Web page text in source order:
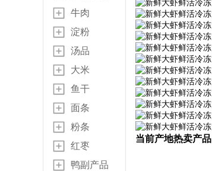
牛肉
淀粉
汤品
大米
鱼干
面条
粉条
红枣
鸭副产品
当前产地热卖产品